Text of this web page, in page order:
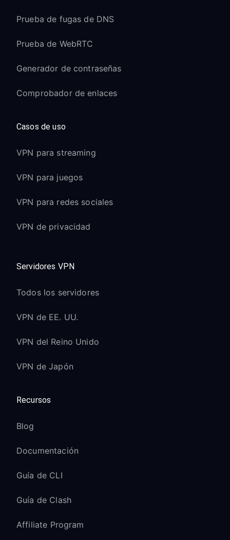
Prueba de fugas de DNS
Prueba de WebRTC
Generador de contraseñas
Comprobador de enlaces
Casos de uso
VPN para streaming
VPN para juegos
VPN para redes sociales
VPN de privacidad
Servidores VPN
Todos los servidores
VPN de EE. UU.
VPN del Reino Unido
VPN de Japón
Recursos
Blog
Documentación
Guía de CLI
Guía de Clash
Affiliate Program